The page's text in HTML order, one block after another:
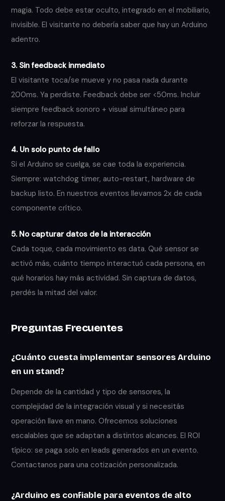
magia. Todo debe estar oculto, integrado en el mobiliario,
invisible. El visitante no debería saber que hay un Arduino
adentro.
3. Sin feedback inmediato
El visitante toca/se mueve y no pasa nada durante
200ms. Ya perdiste. Feedback debe ser <50ms. Incluir
siempre feedback sonoro + visual simultáneo para
reforzar la respuesta.
4. Un solo punto de fallo
Si el Arduino se cuelga, se cae toda la experiencia.
Siempre: watchdog timer, auto-restart, hardware de
backup listo. En nuestros eventos llevamos 2x de cada
componente crítico.
5. No capturar datos de la interacción
Cada toque, cada movimiento es data. Qué sensor se
activó más, cuánto tiempo interactuó cada persona, en
qué horarios hay más actividad. Sin captura de datos,
perdés la mitad del valor.
Preguntas Frecuentes
¿Cuánto cuesta implementar sensores Arduino
en un stand?
Depende de la cantidad y tipo de sensores, la
complejidad de la integración visual y si necesitás
operación llave en mano. Ofrecemos soluciones
escalables que se adaptan a distintos alcances. El ROI
típico: se paga solo en leads generados en un evento.
Contactanos para una cotización personalizada.
¿Arduino es confiable para eventos de alto